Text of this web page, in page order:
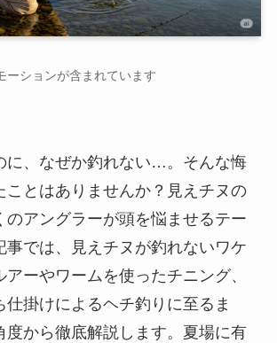
ションが含まれています
に、なぜか釣れない…。そんな悔
ことはありませんか？見えチヌの
のアングラーが頭を悩ませるテー
事では、見えチヌが釣れないワケ
ーやワームを使ったチニング、
仕掛けによるヘチ釣りに至るま
度から徹底解説します。夏場に有